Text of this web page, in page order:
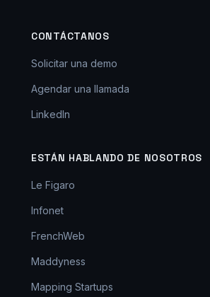
CONTÁCTANOS
Solicitar una demo
Agendar una llamada
LinkedIn
ESTÁN HABLANDO DE NOSOTROS
Le Figaro
Infonet
FrenchWeb
Maddyness
Mapping Startups